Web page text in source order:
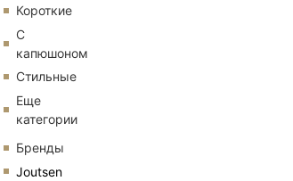
Короткие
С
капюшоном
Стильные
Еще
категории
Бренды
Joutsen